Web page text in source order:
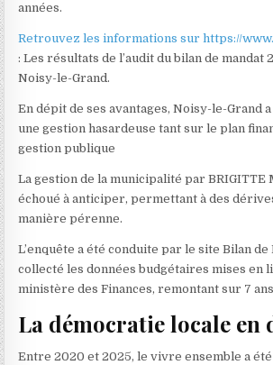
années.
Retrouvez les informations sur https://
: Les résultats de l’audit du bilan de mandat
Noisy-le-Grand.
En dépit de ses avantages, Noisy-le-Grand
une gestion hasardeuse tant sur le plan
gestion publique
La gestion de la municipalité par BRIGITTE
échoué à anticiper, permettant à des
manière pérenne.
L’enquête a été conduite par le site Bilan de
collecté les données budgétaires mises en
ministère des Finances, remontant sur 7 ans
La démocratie locale en
Entre 2020 et 2025, le vivre ensemble a